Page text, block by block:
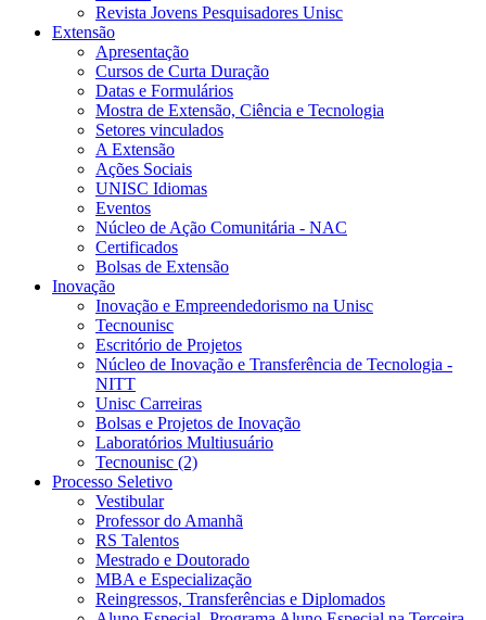
Revista Jovens Pesquisadores Unisc
Extensão
Apresentação
Cursos de Curta Duração
Datas e Formulários
Mostra de Extensão, Ciência e Tecnologia
Setores vinculados
A Extensão
Ações Sociais
UNISC Idiomas
Eventos
Núcleo de Ação Comunitária - NAC
Certificados
Bolsas de Extensão
Inovação
Inovação e Empreendedorismo na Unisc
Tecnounisc
Escritório de Projetos
Núcleo de Inovação e Transferência de Tecnologia -
NITT
Unisc Carreiras
Bolsas e Projetos de Inovação
Laboratórios Multiusuário
Tecnounisc (2)
Processo Seletivo
Vestibular
Professor do Amanhã
RS Talentos
Mestrado e Doutorado
MBA e Especialização
Reingressos, Transferências e Diplomados